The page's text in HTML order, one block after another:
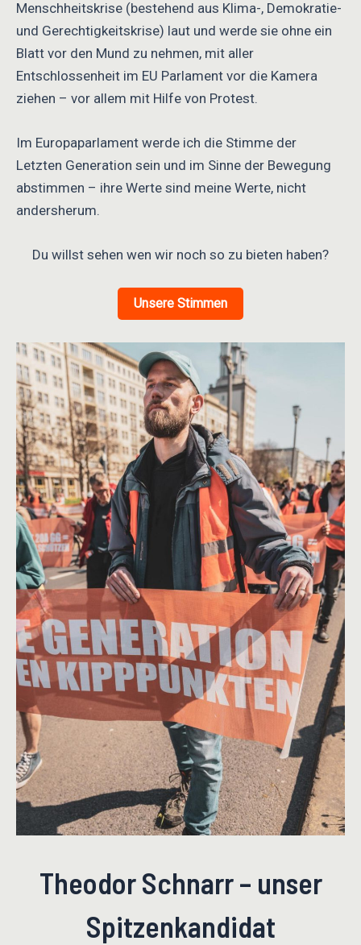
Menschheitskrise (bestehend aus Klima-, Demokratie-
und Gerechtigkeitskrise) laut und werde sie ohne ein
Blatt vor den Mund zu nehmen, mit aller
Entschlossenheit im EU Parlament vor die Kamera
ziehen – vor allem mit Hilfe von Protest.
Im Europaparlament werde ich die Stimme der
Letzten Generation sein und im Sinne der Bewegung
abstimmen – ihre Werte sind meine Werte, nicht
andersherum.
Du willst sehen wen wir noch so zu bieten haben?
Unsere Stimmen
Theodor Schnarr – unser
Spitzenkandidat